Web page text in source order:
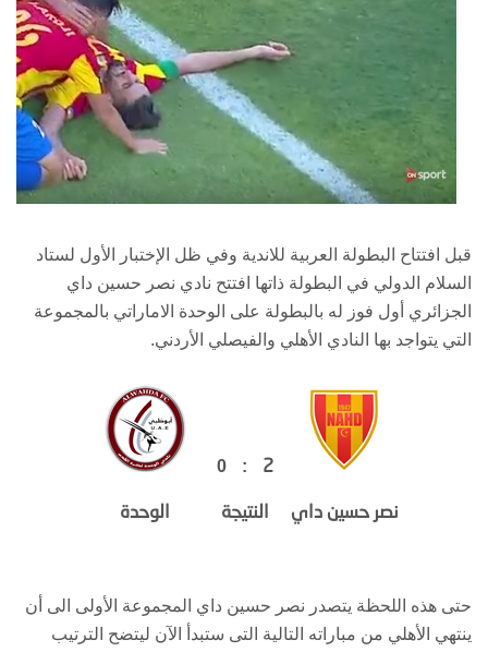
قبل افتتاح البطولة العربية للاندية وفي ظل الإختبار الأول لستاد
السلام الدولي في البطولة ذاتها افتتح نادي نصر حسين داي
الجزائري أول فوز له بالبطولة على الوحدة الاماراتي بالمجموعة
التي يتواجد بها النادي الأهلي والفيصلي الأردني.
2
:
0
نصر حسين داي النتيجة الوحدة
حتى هذه اللحظة يتصدر نصر حسين داي المجموعة الأولى الى أن
ينتهي الأهلي من مباراته التالية التى ستبدأ الآن ليتضح الترتيب